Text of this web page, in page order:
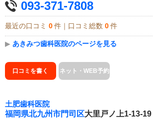
093-371-7808
最近の口コミ 0 件｜口コミ総数 0 件
▶ あきみつ歯科医院のページを見る
口コミを書く ネット・WEB予約
土肥歯科医院
福岡県北九州市門司区大里戸ノ上1-13-19